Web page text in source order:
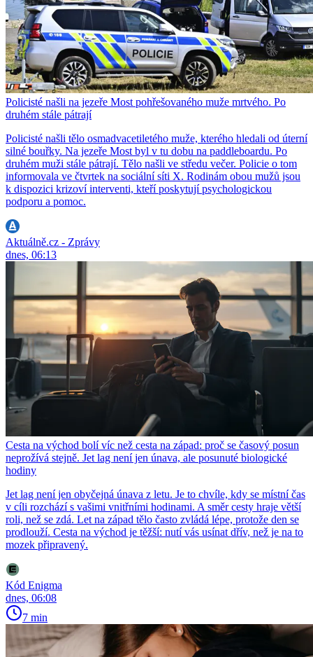
Policisté našli na jezeře Most pohřešovaného muže mrtvého. Po
druhém stále pátrají
Policisté našli tělo osmadvacetiletého muže, kterého hledali od úterní
silné bouřky. Na jezeře Most byl v tu dobu na paddleboardu. Po
druhém muži stále pátrají. Tělo našli ve středu večer. Policie o tom
informovala ve čtvrtek na sociální síti X. Rodinám obou mužů jsou
k dispozici krizoví interventi, kteří poskytují psychologickou
podporu a pomoc.
Aktuálně.cz - Zprávy
dnes, 06:13
Cesta na východ bolí víc než cesta na západ: proč se časový posun
neprožívá stejně. Jet lag není jen únava, ale posunuté biologické
hodiny
Jet lag není jen obyčejná únava z letu. Je to chvíle, kdy se místní čas
v cíli rozchází s vašimi vnitřními hodinami. A směr cesty hraje větší
roli, než se zdá. Let na západ tělo často zvládá lépe, protože den se
prodlouží. Cesta na východ je těžší: nutí vás usínat dřív, než je na to
mozek připravený.
Kód Enigma
dnes, 06:08
7 min